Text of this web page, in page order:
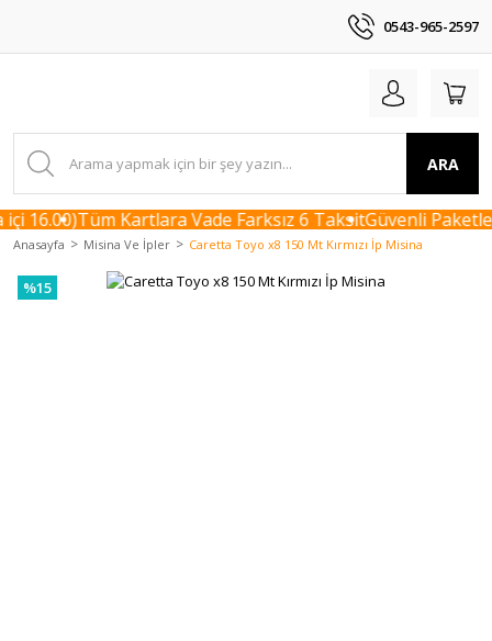
0543-965-2597
ARA
16.00)Tüm Kartlara Vade Farksız 6 TaksitGüvenli
Anasayfa Misina Ve İpler Caretta Toyo x8 150 Mt Kırmızı İp Misina
%15